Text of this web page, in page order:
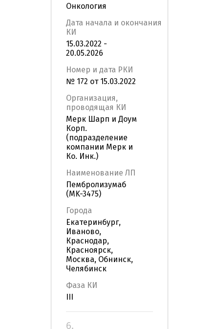
Онкология
Дата начала и окончания
КИ
15.03.2022 -
20.05.2026
Номер и дата РКИ
№ 172 от 15.03.2022
Организация,
проводящая КИ
Мерк Шарп и Доум
Корп.
(подразделение
компании Мерк и
Ко. Инк.)
Наименование ЛП
Пембролизумаб
(MK-3475)
Города
Екатеринбург,
Иваново,
Краснодар,
Красноярск,
Москва, Обнинск,
Челябинск
Фаза КИ
6.